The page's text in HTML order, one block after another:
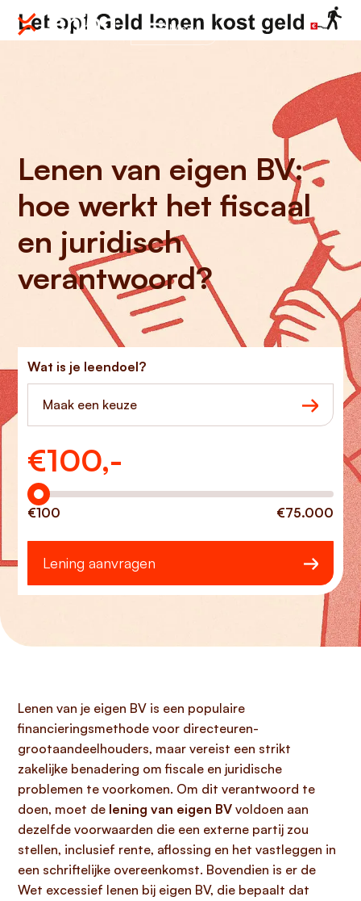
Menu
Lenen van eigen BV:
hoe werkt het fiscaal
en juridisch
verantwoord?
Wat is je leendoel?
Maak een keuze
€100,-
Hoeveel wilt u lenen?
€100 €75.000
Lening aanvragen
Lenen van je eigen BV is een populaire
financieringsmethode voor directeuren-
grootaandeelhouders, maar vereist een strikt
zakelijke benadering om fiscale en juridische
problemen te voorkomen. Om dit verantwoord te
doen, moet de lening van eigen BV voldoen aan
dezelfde voorwaarden die een externe partij zou
stellen, inclusief rente, aflossing en het vastleggen in
een schriftelijke overeenkomst. Bovendien is er de
Wet excessief lenen bij eigen BV, die bepaalt dat